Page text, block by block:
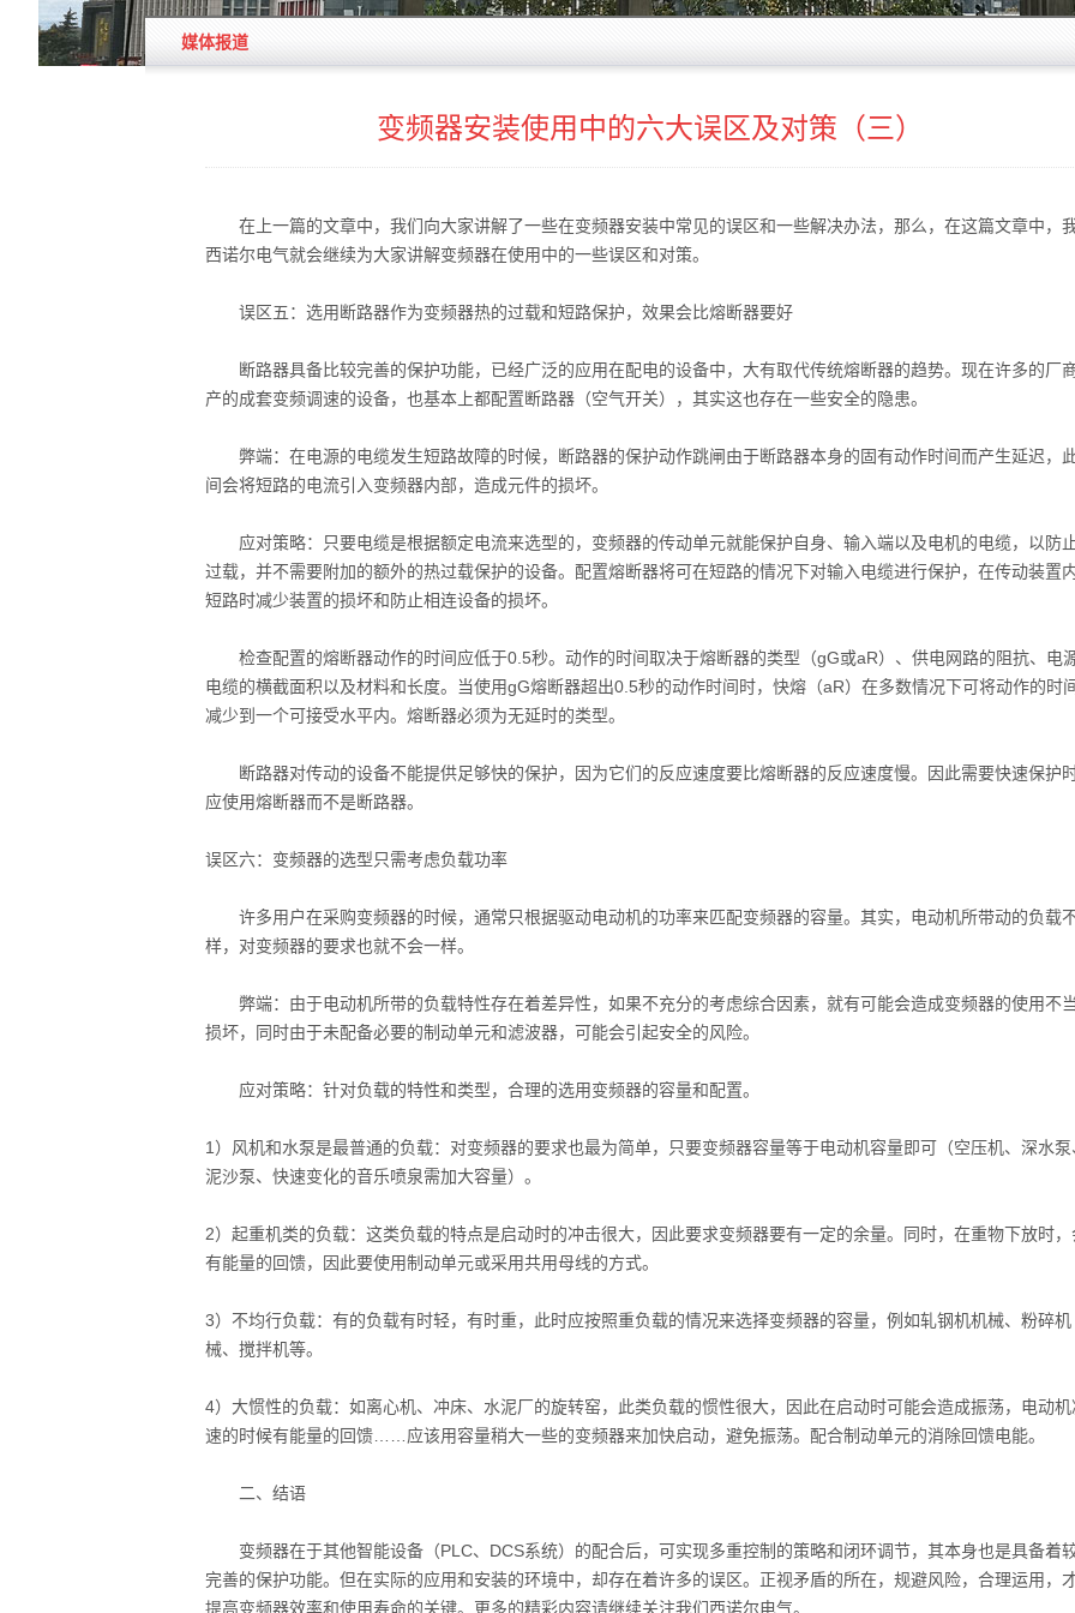
媒体报道
变频器安装使用中的六大误区及对策（三）
在上一篇的文章中，我们向大家讲解了一些在变频器安装中常见的误区和一些解决办法，那么，在这篇文章中，
西诺尔电气就会继续为大家讲解变频器在使用中的一些误区和对策。
误区五：选用断路器作为变频器热的过载和短路保护，效果会比熔断器要好
断路器具备比较完善的保护功能，已经广泛的应用在配电的设备中，大有取代传统熔断器的趋势。现在许多的厂
产的成套变频调速的设备，也基本上都配置断路器（空气开关），其实这也存在一些安全的隐患。
弊端：在电源的电缆发生短路故障的时候，断路器的保护动作跳闸由于断路器本身的固有动作时间而产生延迟，
间会将短路的电流引入变频器内部，造成元件的损坏。
应对策略：只要电缆是根据额定电流来选型的，变频器的传动单元就能保护自身、输入端以及电机的电缆，以防
过载，并不需要附加的额外的热过载保护的设备。配置熔断器将可在短路的情况下对输入电缆进行保护，在传动装置
短路时减少装置的损坏和防止相连设备的损坏。
检查配置的熔断器动作的时间应低于0.5秒。动作的时间取决于熔断器的类型（gG或aR）、供电网路的阻抗、电
电缆的横截面积以及材料和长度。当使用gG熔断器超出0.5秒的动作时间时，快熔（aR）在多数情况下可将动作的时
减少到一个可接受水平内。熔断器必须为无延时的类型。
断路器对传动的设备不能提供足够快的保护，因为它们的反应速度要比熔断器的反应速度慢。因此需要快速保护时
应使用熔断器而不是断路器。
误区六：变频器的选型只需考虑负载功率
许多用户在采购变频器的时候，通常只根据驱动电动机的功率来匹配变频器的容量。其实，电动机所带动的负载
样，对变频器的要求也就不会一样。
弊端：由于电动机所带的负载特性存在着差异性，如果不充分的考虑综合因素，就有可能会造成变频器的使用不
损坏，同时由于未配备必要的制动单元和滤波器，可能会引起安全的风险。
应对策略：针对负载的特性和类型，合理的选用变频器的容量和配置。
1）风机和水泵是最普通的负载：对变频器的要求也最为简单，只要变频器容量等于电动机容量即可（空压机、深水泵
泥沙泵、快速变化的音乐喷泉需加大容量）。
2）起重机类的负载：这类负载的特点是启动时的冲击很大，因此要求变频器要有一定的余量。同时，在重物下放时，
有能量的回馈，因此要使用制动单元或采用共用母线的方式。
3）不均行负载：有的负载有时轻，有时重，此时应按照重负载的情况来选择变频器的容量，例如轧钢机机械、粉碎机
械、搅拌机等。
4）大惯性的负载：如离心机、冲床、水泥厂的旋转窑，此类负载的惯性很大，因此在启动时可能会造成振荡，电动机
速的时候有能量的回馈……应该用容量稍大一些的变频器来加快启动，避免振荡。配合制动单元的消除回馈电能。
二、结语
变频器在于其他智能设备（PLC、DCS系统）的配合后，可实现多重控制的策略和闭环调节，其本身也是具备着
完善的保护功能。但在实际的应用和安装的环境中，却存在着许多的误区。正视矛盾的所在，规避风险，合理运用，
提高变频器效率和使用寿命的关键。更多的精彩内容请继续关注我们西诺尔电气。